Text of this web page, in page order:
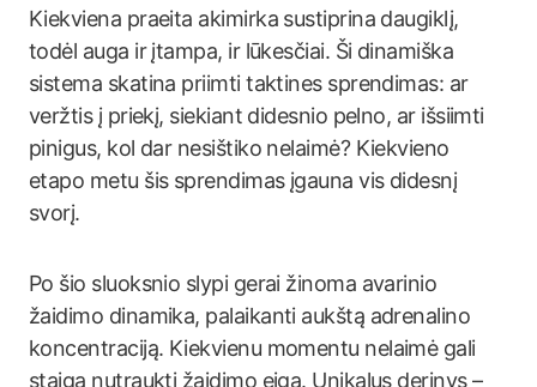
Kiekviena praeita akimirka sustiprina daugiklį,
todėl auga ir įtampa, ir lūkesčiai. Ši dinamiška
sistema skatina priimti taktines sprendimas: ar
veržtis į priekį, siekiant didesnio pelno, ar išsiimti
pinigus, kol dar nesištiko nelaimė? Kiekvieno
etapo metu šis sprendimas įgauna vis didesnį
svorį.
Po šio sluoksnio slypi gerai žinoma avarinio
žaidimo dinamika, palaikanti aukštą adrenalino
koncentraciją. Kiekvienu momentu nelaimė gali
staiga nutraukti žaidimo eigą. Unikalus derinys –